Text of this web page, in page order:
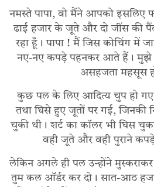
नमस्ते पापा, वो मैंने आपको इसलिए
ढाई हजार के जूते और दो जींस की
रहा हूँ। पापा ! मैं जिस कोचिंग में
नए-नए कपड़े पहनकर आते हैं। मुझे
असहजता महसूस
कुछ पल के लिए आदित्य चुप हो
तथा घिसे हुए जूतों पर गई,
चुकी थी। शर्ट का कॉलर भी घिस
वही जूते और वही पुराने
लेकिन अगले ही पल उन्होंने मुस्कराकर
तुम कल ऑर्डर कर दो। सात-आठ